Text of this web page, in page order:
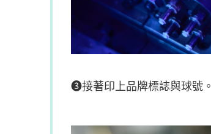
➌接著印上品牌標誌與球號。